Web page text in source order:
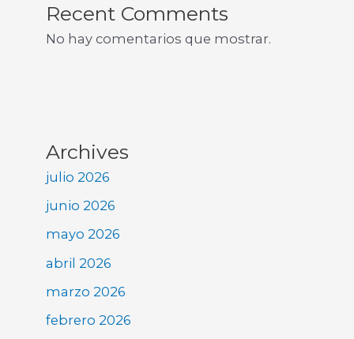
Recent Comments
No hay comentarios que mostrar.
Archives
julio 2026
junio 2026
mayo 2026
abril 2026
marzo 2026
febrero 2026